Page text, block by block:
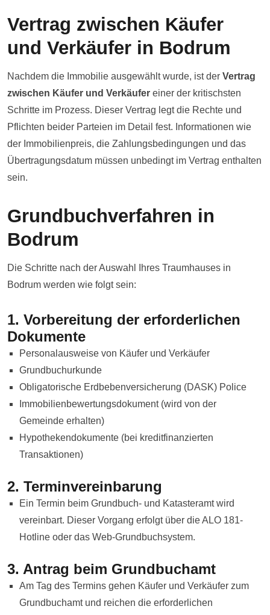
Vertrag zwischen Käufer
und Verkäufer in Bodrum
Nachdem die Immobilie ausgewählt wurde, ist der Vertrag
zwischen Käufer und Verkäufer einer der kritischsten
Schritte im Prozess. Dieser Vertrag legt die Rechte und
Pflichten beider Parteien im Detail fest. Informationen wie
der Immobilienpreis, die Zahlungsbedingungen und das
Übertragungsdatum müssen unbedingt im Vertrag enthalten
sein.
Grundbuchverfahren in
Bodrum
Die Schritte nach der Auswahl Ihres Traumhauses in
Bodrum werden wie folgt sein:
1. Vorbereitung der erforderlichen
Dokumente
Personalausweise von Käufer und Verkäufer
Grundbuchurkunde
Obligatorische Erdbebenversicherung (DASK) Police
Immobilienbewertungsdokument (wird von der
Gemeinde erhalten)
Hypothekendokumente (bei kreditfinanzierten
Transaktionen)
2. Terminvereinbarung
Ein Termin beim Grundbuch- und Katasteramt wird
vereinbart. Dieser Vorgang erfolgt über die ALO 181-
Hotline oder das Web-Grundbuchsystem.
3. Antrag beim Grundbuchamt
Am Tag des Termins gehen Käufer und Verkäufer zum
Grundbuchamt und reichen die erforderlichen